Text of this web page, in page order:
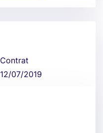
Contrat
12/07/2019